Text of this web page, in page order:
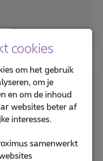
er ook gebeurt.
cookies
om het gebruik
om je
en om de inhoud
websites beter af
interesses.
samenwerkt